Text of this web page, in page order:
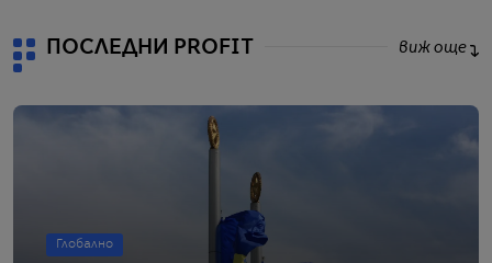
ПОСЛЕДНИ PROFIT виж още
Глобално